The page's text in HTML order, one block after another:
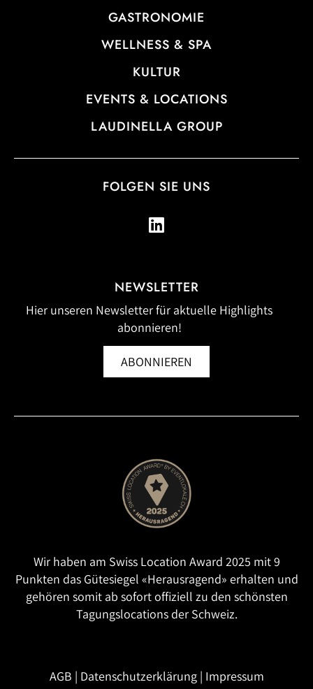
GASTRONOMIE
WELLNESS & SPA
KULTUR
EVENTS & LOCATIONS
LAUDINELLA GROUP
FOLGEN SIE UNS
NEWSLETTER
Hier unseren Newsletter für aktuelle Highlights
abonnieren!
ABONNIEREN
Wir haben am Swiss Location Award 2025 mit 9
Punkten das Gütesiegel «Herausragend» erhalten und
gehören somit ab sofort offiziell zu den schönsten
Tagungslocations der Schweiz.
AGB | Datenschutzerklärung| Impressum